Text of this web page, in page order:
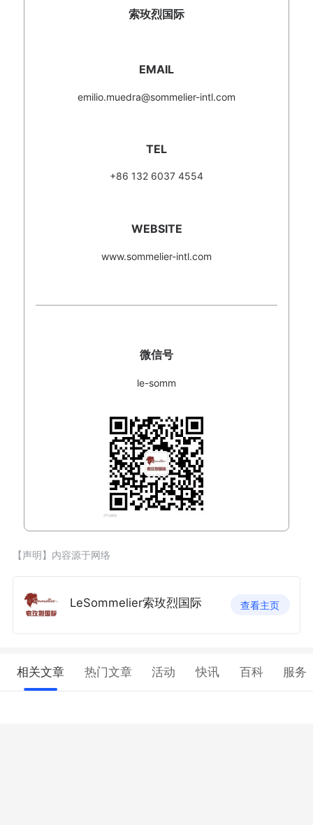
索玫烈国际
EMAIL
emilio.muedra@sommelier-intl.com
TEL
+86 132 6037 4554
WEBSITE
www.sommelier-intl.com
微信号
le-somm
【声明】内容源于网络
LeSommelier索玫烈国际 查看主页
相关文章 热门文章 活动 快讯 百科 服务